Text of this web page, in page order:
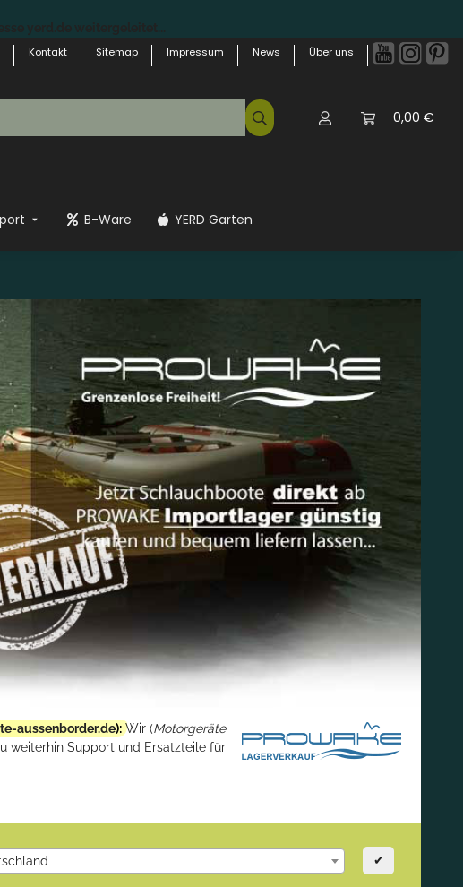
Kontakt Sitemap Impressum News Über uns
0,00 €
B-Ware YERD Garten
aussenborder.de): Wir (Motorgeräte
weiterhin Support und Ersatzteile für
✔